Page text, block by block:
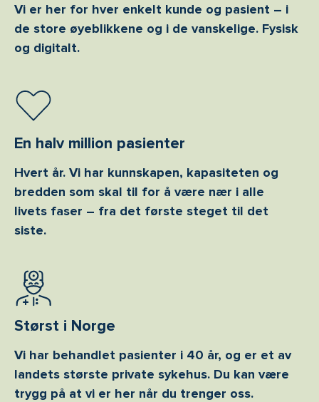
Vi er her for hver enkelt kunde og pasient – i
de store øyeblikkene og i de vanskelige. Fysisk
og digitalt.
En halv million pasienter
Hvert år. Vi har kunnskapen, kapasiteten og
bredden som skal til for å være nær i alle
livets faser – fra det første steget til det
siste.
Størst i Norge
Vi har behandlet pasienter i 40 år, og er et av
landets største private sykehus. Du kan være
trygg på at vi er her når du trenger oss.